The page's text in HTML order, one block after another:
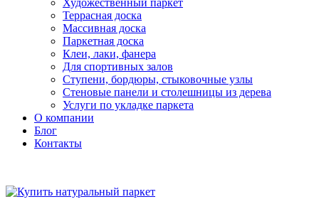
Художественный паркет
Террасная доска
Массивная доска
Паркетная доска
Клеи, лаки, фанера
Для спортивных залов
Ступени, бордюры, стыковочные узлы
Стеновые панели и столешницы из дерева
Услуги по укладке паркета
О компании
Блог
Контакты